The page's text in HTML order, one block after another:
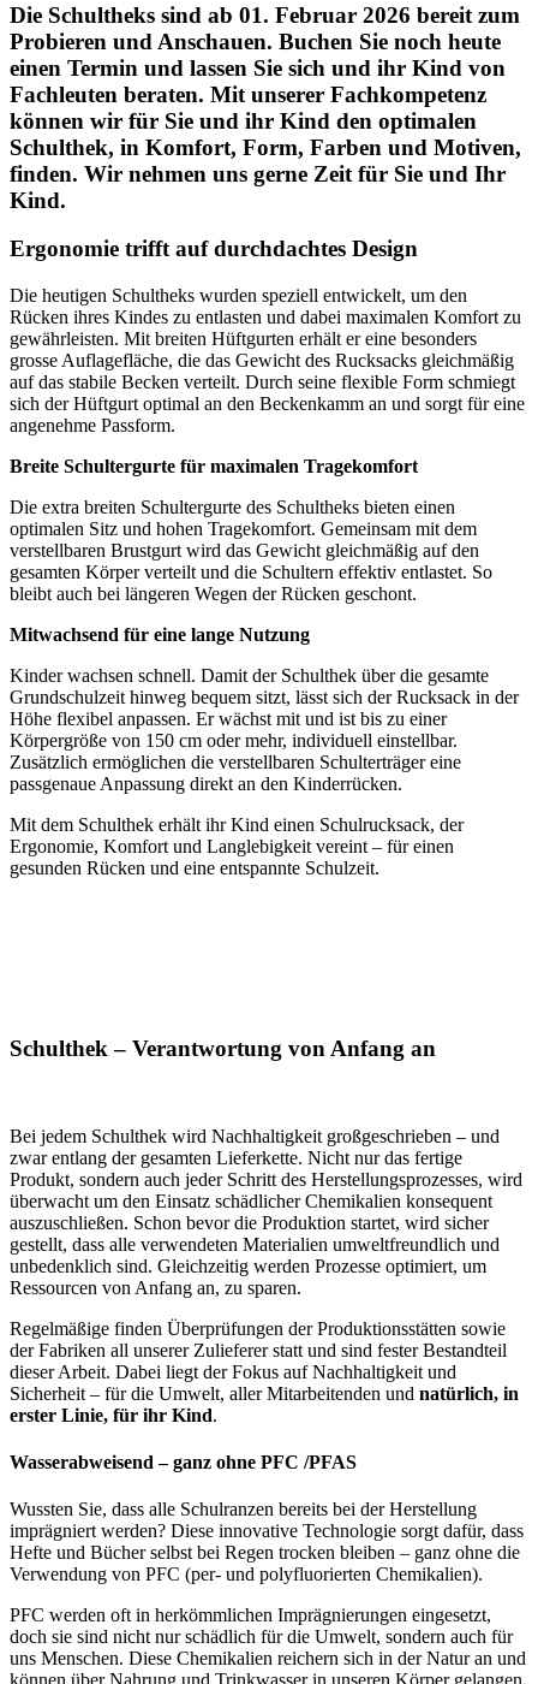
Die Schultheks sind ab 01. Februar 2026 bereit zum
Probieren und Anschauen. Buchen Sie noch heute
einen Termin und lassen Sie sich und ihr Kind von
Fachleuten beraten. Mit unserer Fachkompetenz
können wir für Sie und ihr Kind den optimalen
Schulthek, in Komfort, Form, Farben und Motiven,
finden. Wir nehmen uns gerne Zeit für Sie und Ihr
Kind.
Ergonomie trifft auf durchdachtes Design
Die heutigen Schultheks wurden speziell entwickelt, um den
Rücken ihres Kindes zu entlasten und dabei maximalen Komfort zu
gewährleisten. Mit breiten Hüftgurten erhält er eine besonders
grosse Auflagefläche, die das Gewicht des Rucksacks gleichmäßig
auf das stabile Becken verteilt. Durch seine flexible Form schmiegt
sich der Hüftgurt optimal an den Beckenkamm an und sorgt für eine
angenehme Passform.
Breite Schultergurte für maximalen Tragekomfort
Die extra breiten Schultergurte des Schultheks bieten einen
optimalen Sitz und hohen Tragekomfort. Gemeinsam mit dem
verstellbaren Brustgurt wird das Gewicht gleichmäßig auf den
gesamten Körper verteilt und die Schultern effektiv entlastet. So
bleibt auch bei längeren Wegen der Rücken geschont.
Mitwachsend für eine lange Nutzung
Kinder wachsen schnell. Damit der Schulthek über die gesamte
Grundschulzeit hinweg bequem sitzt, lässt sich der Rucksack in der
Höhe flexibel anpassen. Er wächst mit und ist bis zu einer
Körpergröße von 150 cm oder mehr, individuell einstellbar.
Zusätzlich ermöglichen die verstellbaren Schulterträger eine
passgenaue Anpassung direkt an den Kinderrücken.
Mit dem Schulthek erhält ihr Kind einen Schulrucksack, der
Ergonomie, Komfort und Langlebigkeit vereint – für einen
gesunden Rücken und eine entspannte Schulzeit.
Schulthek – Verantwortung von Anfang an
Bei jedem Schulthek wird Nachhaltigkeit großgeschrieben – und
zwar entlang der gesamten Lieferkette. Nicht nur das fertige
Produkt, sondern auch jeder Schritt des Herstellungsprozesses, wird
überwacht um den Einsatz schädlicher Chemikalien konsequent
auszuschließen. Schon bevor die Produktion startet, wird sicher
gestellt, dass alle verwendeten Materialien umweltfreundlich und
unbedenklich sind. Gleichzeitig werden Prozesse optimiert, um
Ressourcen von Anfang an, zu sparen.
Regelmäßige finden Überprüfungen der Produktionsstätten sowie
der Fabriken all unserer Zulieferer statt und sind fester Bestandteil
dieser Arbeit. Dabei liegt der Fokus auf Nachhaltigkeit und
Sicherheit – für die Umwelt, aller Mitarbeitenden und natürlich, in
erster Linie, für ihr Kind.
Wasserabweisend – ganz ohne PFC /PFAS
Wussten Sie, dass alle Schulranzen bereits bei der Herstellung
imprägniert werden? Diese innovative Technologie sorgt dafür, dass
Hefte und Bücher selbst bei Regen trocken bleiben – ganz ohne die
Verwendung von PFC (per- und polyfluorierten Chemikalien).
PFC werden oft in herkömmlichen Imprägnierungen eingesetzt,
doch sie sind nicht nur schädlich für die Umwelt, sondern auch für
uns Menschen. Diese Chemikalien reichern sich in der Natur an und